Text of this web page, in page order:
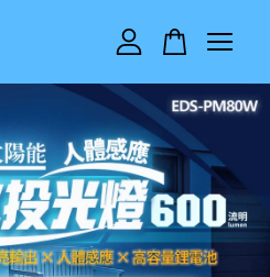
前還是空的。
續購物